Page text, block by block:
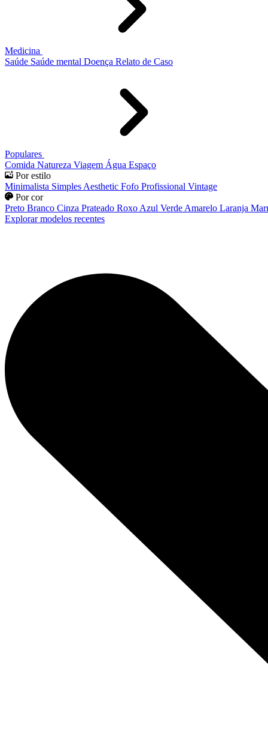
Medicina
Saúde Saúde mental Doença Relato de Caso
Populares
Comida Natureza Viagem Água Espaço
Por estilo
Minimalista Simples Aesthetic Fofo Profissional Vintage
Por cor
Preto Branco Cinza Prateado Roxo Azul Verde Amarelo Laranja
Explorar modelos recentes